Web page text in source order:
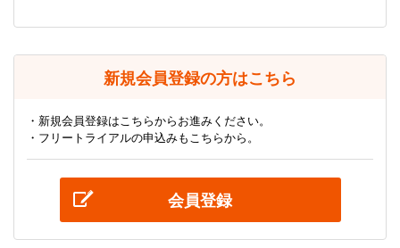
新規会員登録の方はこちら
・新規会員登録はこちらからお進みください。
・フリートライアルの申込みもこちらから。
会員登録